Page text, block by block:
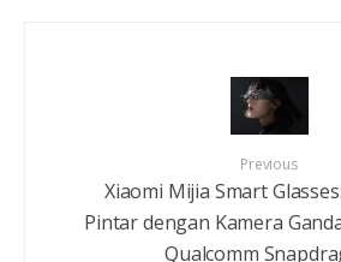
Previous
Xiaomi Mijia Smart
Pintar dengan Kamera
Qualcomm